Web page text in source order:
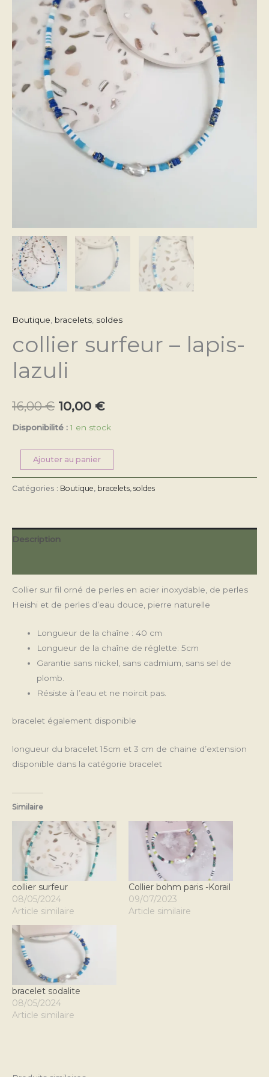
Boutique bracelets soldes
collier surfeur – lapis-
lazuli
16,00€ 10,00 €
Disponibilité : 1 en stock
Ajouter au panier
Catégories : Boutique, bracelets, soldes
Description
Collier sur fil orné de perles en acier inoxydable, de perles
Heishi et de perles d’eau douce, pierre naturelle
Longueur de la chaîne : 40 cm
Longueur de la chaîne de réglette: 5cm
Garantie sans nickel, sans cadmium, sans sel de
plomb.
Résiste à l’eau et ne noircit pas.
bracelet également disponible
longueur du bracelet 15cm et 3 cm de chaine d’extension
disponible dans la catégorie bracelet
Similaire
collier surfeur
08/05/2024
Article similaire
Collier bohm paris -Korail
09/07/2023
Article similaire
bracelet sodalite
08/05/2024
Article similaire